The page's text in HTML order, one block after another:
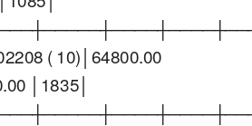
( 10)│64800.00
│1835│